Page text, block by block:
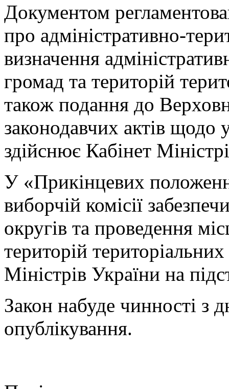
Документом
про адміністративно-
визначення
громад та територій
також подання до
законодавчих актів щодо
здійснює Кабінет
У «Прикінцевих
виборчій комісії
округів та проведення
територій
Міністрів України на
Закон набуде чинності з
опублікування.